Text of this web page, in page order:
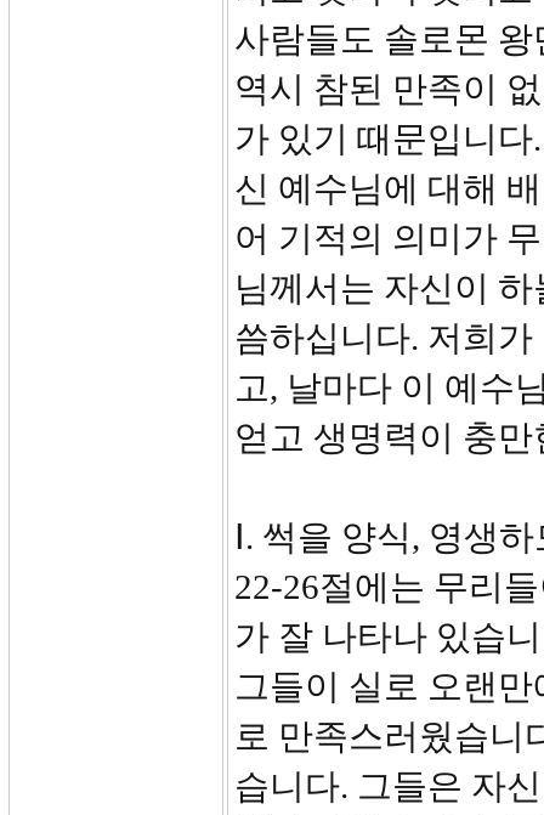
사람들도 솔로몬
역시 참된 만족이
가 있기 때문입니
신 예수님에 대해
어 기적의 의미가
님께서는 자신이
씀하십니다. 저희
고, 날마다 이 예수
얻고 생명력이 충
Ⅰ. 썩을 양식, 영생
22-26절에는 무리
가 잘 나타나 있습
그들이 실로 오랜
로 만족스러웠습니
습니다. 그들은 자